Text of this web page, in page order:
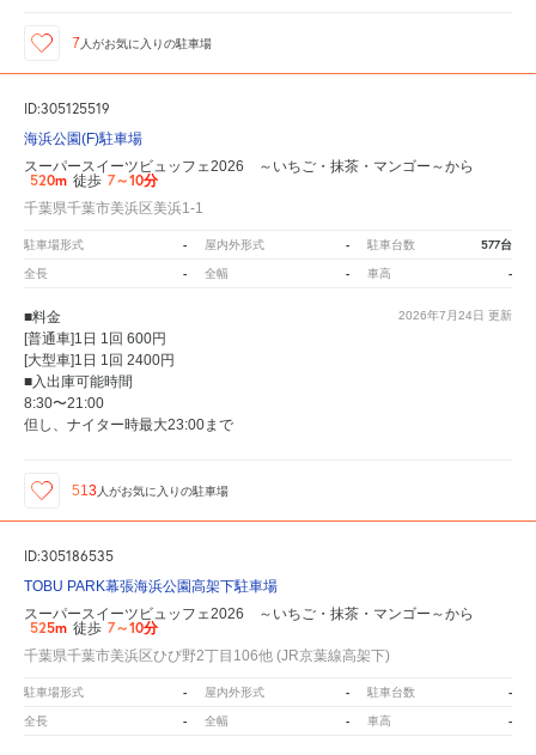
7 人がお気に入りの駐車場
ID:305125519
海浜公園(F)駐車場
スーパースイーツビュッフェ2026 ～いちご・抹茶・マンゴー～から
520m 徒歩 7～10分
千葉県千葉市美浜区美浜1-1
駐車場形式 - 屋内外形式 - 駐車台数 577台
全長 - 全幅 - 車高 -
2026年7月24日 更新
■料金
[普通車]1日 1回 600円
[大型車]1日 1回 2400円
■入出庫可能時間
8:30〜21:00
但し、ナイター時最大23:00まで
513人がお気に入りの駐車場
ID:305186535
TOBU PARK幕張海浜公園高架下駐車場
スーパースイーツビュッフェ2026 ～いちご・抹茶・マンゴー～から
525m 徒歩 7～10分
千葉県千葉市美浜区ひび野2丁目106他 (JR京葉線高架下)
駐車場形式 - 屋内外形式 - 駐車台数 -
全長 - 全幅 - 車高 -